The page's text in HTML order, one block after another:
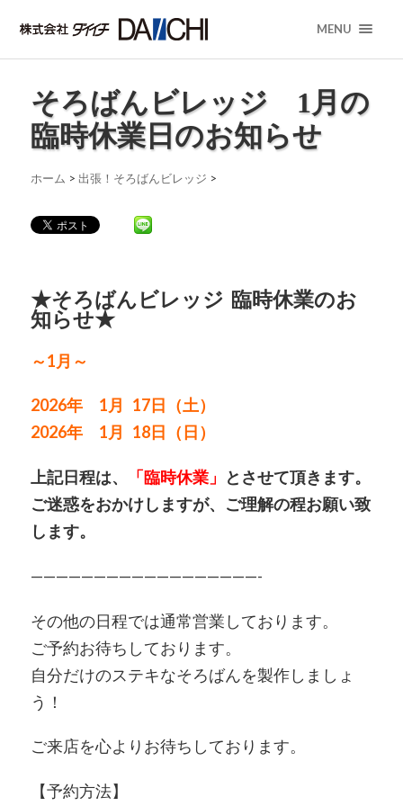
MENU
そろばんビレッジ 1月の
臨時休業日のお知らせ
ホーム > 出張！そろばんビレッジ >
★そろばんビレッジ 臨時休業のお
知らせ★
～1月～
2026年 1月 17日（土）
2026年 1月 18日（日）
上記日程は、 「臨時休業」 とさせて頂きます。
ご迷惑をおかけしますが、ご理解の程お願い致
します。
——————————————————-
その他の日程では通常営業しております。
ご予約お待ちしております。
自分だけのステキなそろばんを製作しましょ
う！
ご来店を心よりお待ちしております。
【予約方法】